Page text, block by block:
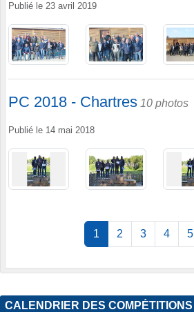
Publié le 23 avril 2019
PC 2018 - Chartres 10 photos
Publié le 14 mai 2018
1 2 3 4 5
CALENDRIER DES COMPÉTITIONS